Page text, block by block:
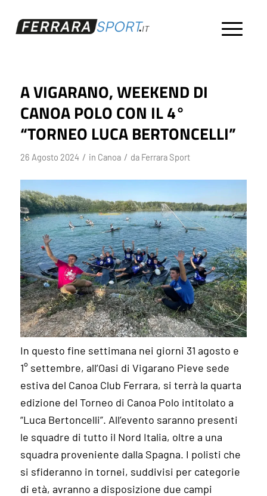
A VIGARANO, WEEKEND DI
CANOA POLO CON IL 4°
“TORNEO LUCA BERTONCELLI”
26 Agosto 2024 / in Canoa / da Ferrara Sport
In questo fine settimana nei giorni 31 agosto e
1° settembre, all’Oasi di Vigarano Pieve sede
estiva del Canoa Club Ferrara, si terrà la quarta
edizione del Torneo di Canoa Polo intitolato a
“Luca Bertoncelli”. All’evento saranno presenti
le squadre di tutto il Nord Italia, oltre a una
squadra proveniente dalla Spagna. I polisti che
si sfideranno in tornei, suddivisi per categorie
di età, avranno a disposizione due campi